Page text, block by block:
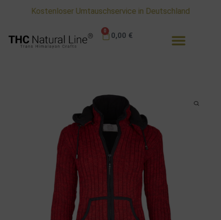
Kostenloser Umtauschservice in Deutschland
0,00 €
0